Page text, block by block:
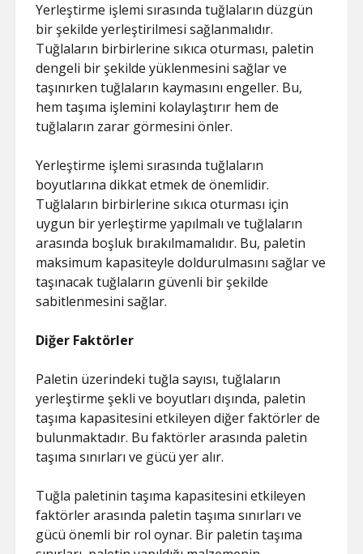
Yerleştirme işlemi sırasında tuğlaların düzgün
bir şekilde yerleştirilmesi sağlanmalıdır.
Tuğlaların birbirlerine sıkıca oturması, paletin
dengeli bir şekilde yüklenmesini sağlar ve
taşınırken tuğlaların kaymasını engeller. Bu,
hem taşıma işlemini kolaylaştırır hem de
tuğlaların zarar görmesini önler.
Yerleştirme işlemi sırasında tuğlaların
boyutlarına dikkat etmek de önemlidir.
Tuğlaların birbirlerine sıkıca oturması için
uygun bir yerleştirme yapılmalı ve tuğlaların
arasında boşluk bırakılmamalıdır. Bu, paletin
maksimum kapasiteyle doldurulmasını sağlar ve
taşınacak tuğlaların güvenli bir şekilde
sabitlenmesini sağlar.
Diğer Faktörler
Paletin üzerindeki tuğla sayısı, tuğlaların
yerleştirme şekli ve boyutları dışında, paletin
taşıma kapasitesini etkileyen diğer faktörler de
bulunmaktadır. Bu faktörler arasında paletin
taşıma sınırları ve gücü yer alır.
Tuğla paletinin taşıma kapasitesini etkileyen
faktörler arasında paletin taşıma sınırları ve
gücü önemli bir rol oynar. Bir paletin taşıma